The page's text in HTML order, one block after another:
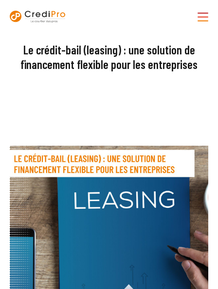
Le crédit-bail (leasing) : une solution de
financement flexible pour les entreprises